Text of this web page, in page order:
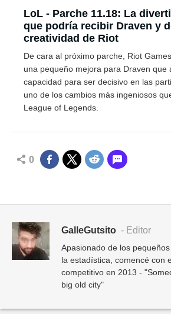
LoL - Parche 11.18: La
que podría recibir Draven y
creatividad de Riot
De cara al próximo parche, Riot
una pequeño mejora para Draven que
capacidad para ser decisivo en las
uno de los cambios más ingeniosos
League of Legends.
0
GalleGutsito - Editor
Apasionado de los
la estadística, comencé con
competitivo en 2013 -
big old city"